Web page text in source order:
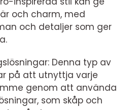
och charm, med
och detaljer som ger
Denna typ av
på att utnyttja varje
genom att använda
som skåp och